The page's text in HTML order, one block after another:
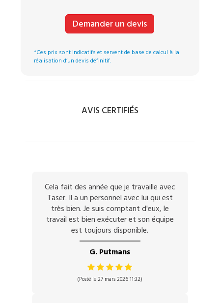
Demander un devis
*Ces prix sont indicatifs et servent de base de calcul à la
réalisation d’un devis définitif.
AVIS CERTIFIÉS
Cela fait des année que je travaille avec
Taser. Il a un personnel avec lui qui est
très bien. Je suis comptant d'eux, le
travail est bien exécuter et son équipe
est toujours disponible.
G. Putmans
(Posté le 27 mars 2026 11:32)